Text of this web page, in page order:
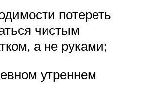
потереть
чистым
а не руками;
утреннем